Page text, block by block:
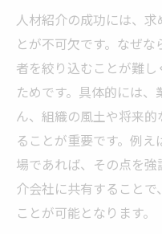
人材紹介の成功には、
とが不可欠です。なぜ
者を絞り込むことが難
ためです。具体的には
ん、組織の風土や将来
ることが重要です。例
場であれば、その点を
介会社に共有すること
ことが可能となります。